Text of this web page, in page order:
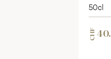
50cl
CHF